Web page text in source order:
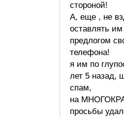
стороной!
А, еще , не
оставлять
предлогом
телефона!
я им по
лет 5 назад,
спам,
на
просьбы